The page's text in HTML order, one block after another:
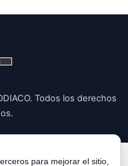
Todos los derechos
de Cookies | Configurar
para mejorar el sitio,